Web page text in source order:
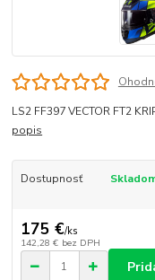
LS2 FF397 VECTOR FT2
popis
Dostupnosť
175 €/ks
142,28 € bez DPH